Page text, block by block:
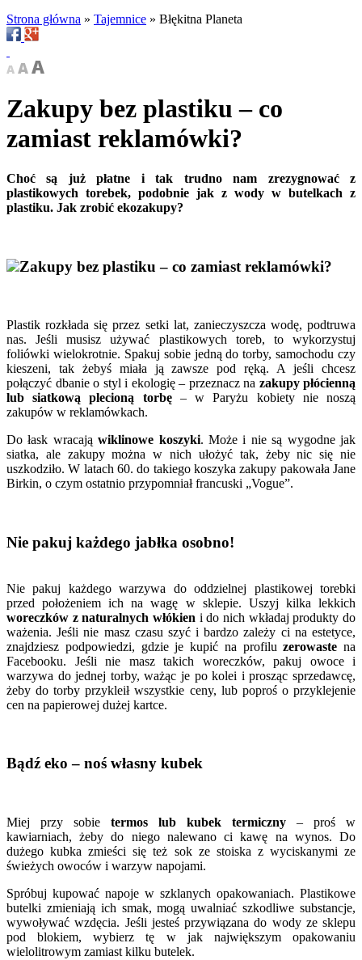
Strona główna » Tajemnice » Błękitna Planeta
Zakupy bez plastiku – co
zamiast reklamówki?
Choć są już płatne i tak trudno nam zrezygnować z
plastikowych torebek, podobnie jak z wody w butelkach z
plastiku. Jak zrobić ekozakupy?
Zakupy bez plastiku – co zamiast reklamówki?
Plastik rozkłada się przez setki lat, zanieczyszcza wodę, podtruwa
nas. Jeśli musisz używać plastikowych toreb, to wykorzystuj
foliówki wielokrotnie. Spakuj sobie jedną do torby, samochodu czy
kieszeni, tak żebyś miała ją zawsze pod ręką. A jeśli chcesz
połączyć dbanie o styl i ekologię – przeznacz na zakupy płócienną
lub siatkową plecioną torbę– w Paryżu kobiety nie noszą
zakupów w reklamówkach.
Do łask wracająwiklinowe koszyki. Może i nie są wygodne jak
siatka, ale zakupy można w nich ułożyć tak, żeby nic się nie
uszkodziło. W latach 60. do takiego koszyka zakupy pakowała Jane
Birkin, o czym ostatnio przypomniał francuski „Vogue”.
Nie pakuj każdego jabłka osobno!
Nie pakuj każdego warzywa do oddzielnej plastikowej torebki
przed położeniem ich na wagę w sklepie. Uszyj kilka lekkich
woreczków z naturalnych włókien i do nich wkładaj produkty do
ważenia. Jeśli nie masz czasu szyć i bardzo zależy ci na estetyce,
znajdziesz podpowiedzi, gdzie je kupić na profiluzerowaste na
Facebooku. Jeśli nie masz takich woreczków, pakuj owoce i
warzywa do jednej torby, ważąc je po kolei i prosząc sprzedawcę,
żeby do torby przykleił wszystkie ceny, lub poproś o przyklejenie
cen na papierowej dużej kartce.
Bądź eko – noś własny kubek
Miej przy sobie termos lub kubek termiczny – proś w
kawiarniach, żeby do niego nalewano ci kawę na wynos. Do
dużego kubka zmieści się też sok ze stoiska z wyciskanymi ze
świeżych owoców i warzyw napojami.
Spróbuj kupować napoje w szklanych opakowaniach. Plastikowe
butelki zmieniają ich smak, mogą uwalniać szkodliwe substancje,
wywoływać wzdęcia. Jeśli jesteś przywiązana do wody ze sklepu
pod blokiem, wybierz tę w jak największym opakowaniu
wielolitrowym zamiast kilku butelek.